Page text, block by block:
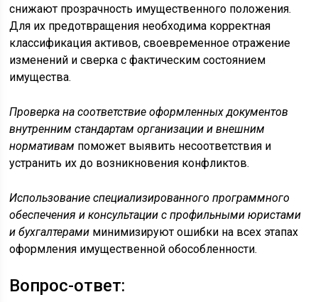
снижают прозрачность имущественного положения.
Для их предотвращения необходима корректная
классификация активов, своевременное отражение
изменений и сверка с фактическим состоянием
имущества.
Проверка на соответствие оформленных документов
внутренним стандартам организации и внешним
нормативам поможет выявить несоответствия и
устранить их до возникновения конфликтов.
Использование специализированного программного
обеспечения и консультации с профильными юристами
и бухгалтерами минимизируют ошибки на всех этапах
оформления имущественной обособленности.
Вопрос-ответ: